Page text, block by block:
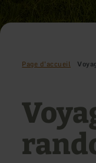
Page d'accueil